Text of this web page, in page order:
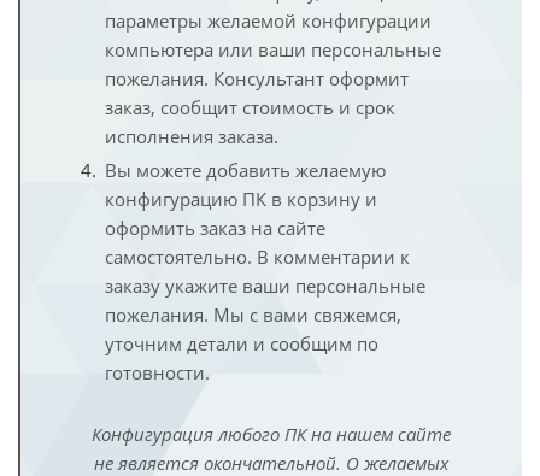
параметры желаемой конфигурации
компьютера или ваши персональные
пожелания. Консультант оформит
заказ, сообщит стоимость и срок
исполнения заказа.
Вы можете добавить желаемую
конфигурацию ПК в корзину и
оформить заказ на сайте
самостоятельно. В комментарии к
заказу укажите ваши персональные
пожелания. Мы с вами свяжемся,
уточним детали и сообщим по
готовности.
Конфигурация любого ПК на нашем сайте
не является окончательной. О желаемых